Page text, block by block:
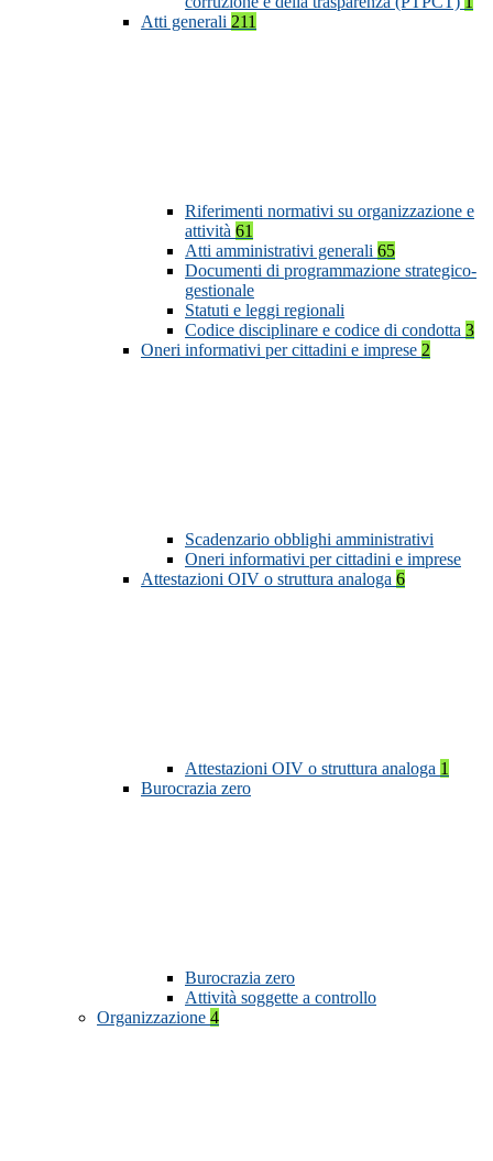
Atti generali 211
Riferimenti normativi su organizzazione e
attività 61
Atti amministrativi generali 65
Documenti di programmazione strategico-
gestionale
Statuti e leggi regionali
Codice disciplinare e codice di condotta 3
Oneri informativi per cittadini e imprese 2
Scadenzario obblighi amministrativi
Oneri informativi per cittadini e imprese
Attestazioni OIV o struttura analoga 6
Attestazioni OIV o struttura analoga 1
Burocrazia zero
Burocrazia zero
Attività soggette a controllo
Organizzazione 4